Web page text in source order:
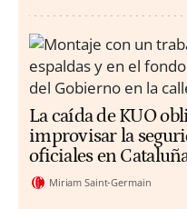
La caída de KUO
improvisar la
oficiales en
Miriam Saint-Germain